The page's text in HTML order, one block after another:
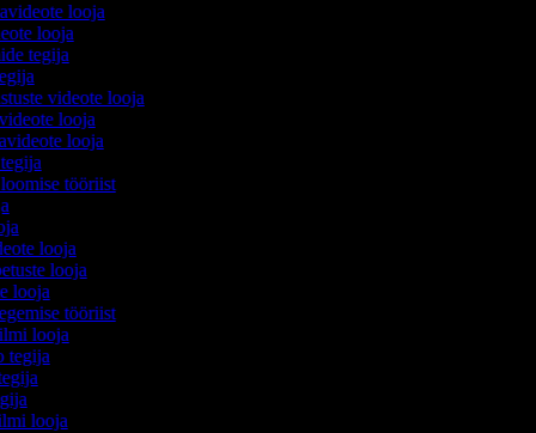
looja
looja
tegija
videote looja
looja
looja
tööriist
looja
looja
looja
tööriist
looja
tegija
looja